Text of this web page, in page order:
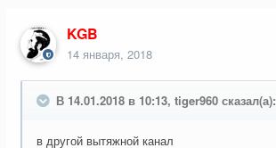
KGB
14 января, 2018
В 14.01.2018 в 10:13, tiger960 сказал(а):
в другой вытяжной канал